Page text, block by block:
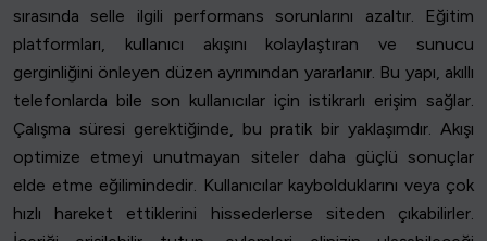
sırasında selle ilgili performans sorunlarını azaltır. Eğitim
platformları, kullanıcı akışını kolaylaştıran ve sunucu
gerginliğini önleyen düzen ayrımından yararlanır. Bu yapı, akıllı
telefonlarda bile son kullanıcılar için istikrarlı erişim sağlar.
Çalışma süresi gerektiğinde, bu pratik bir yaklaşımdır. Akışı
optimize etmeyi unutmayan siteler daha güçlü sonuçlar
elde etme eğilimindedir. Kullanıcılar kaybolduklarını veya çok
hızlı hareket ettiklerini hissederlerse siteden çıkabilirler.